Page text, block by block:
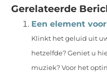
Gerelateerde
Een element
Klinkt het geluid uit
hetzelfde? Geniet u
muziek? Voor het